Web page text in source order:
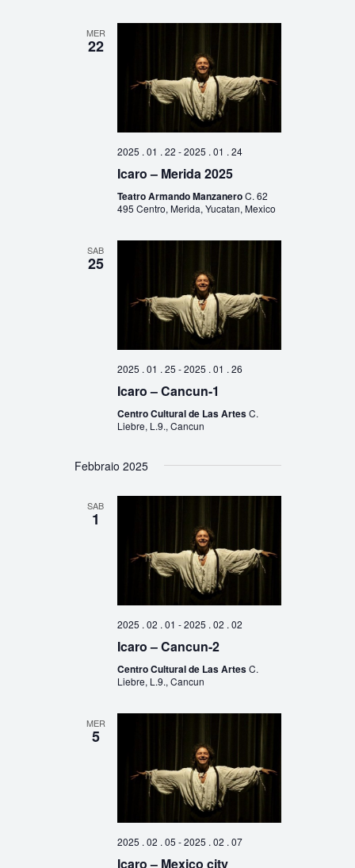
MER
22
2025 . 01 . 22 -2025 . 01 . 24
Icaro – Merida 2025
Teatro Armando ManzaneroC. 62
495 Centro, Merida, Yucatan, Mexico
SAB
25
2025 . 01 . 25 -2025 . 01 . 26
Icaro – Cancun-1
Centro Cultural de Las ArtesC.
Liebre, L.9., Cancun
Febbraio 2025
SAB
1
2025 . 02 . 01 -2025 . 02 . 02
Icaro – Cancun-2
Centro Cultural de Las ArtesC.
Liebre, L.9., Cancun
MER
5
2025 . 02 . 05 -2025 . 02 . 07
Icaro – Mexico city